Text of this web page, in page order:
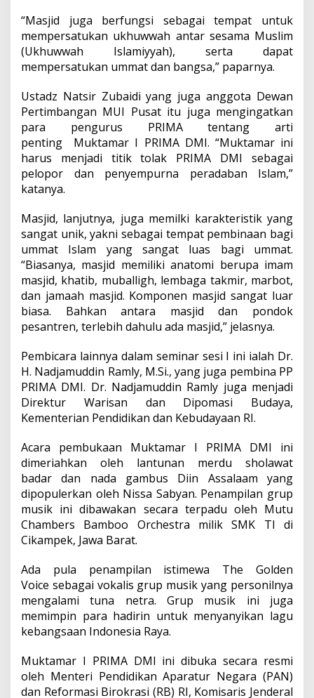
“Masjid juga berfungsi sebagai tempat untuk
mempersatukan ukhuwwah antar sesama Muslim
(Ukhuwwah Islamiyyah), serta dapat
mempersatukan ummat dan bangsa,” paparnya.
Ustadz Natsir Zubaidi yang juga anggota Dewan
Pertimbangan MUI Pusat itu juga mengingatkan
para pengurus PRIMA tentang arti
penting Muktamar I PRIMA DMI. “Muktamar ini
harus menjadi titik tolak PRIMA DMI sebagai
pelopor dan penyempurna peradaban Islam,”
katanya.
Masjid, lanjutnya, juga memilki karakteristik yang
sangat unik, yakni sebagai tempat pembinaan bagi
ummat Islam yang sangat luas bagi ummat.
“Biasanya, masjid memiliki anatomi berupa imam
masjid, khatib, muballigh, lembaga takmir, marbot,
dan jamaah masjid. Komponen masjid sangat luar
biasa. Bahkan antara masjid dan pondok
pesantren, terlebih dahulu ada masjid,” jelasnya.
Pembicara lainnya dalam seminar sesi I ini ialah Dr.
H. Nadjamuddin Ramly, M.Si., yang juga pembina PP
PRIMA DMI. Dr. Nadjamuddin Ramly juga menjadi
Direktur Warisan dan Dipomasi Budaya,
Kementerian Pendidikan dan Kebudayaan RI.
Acara pembukaan Muktamar I PRIMA DMI ini
dimeriahkan oleh lantunan merdu sholawat
badar dan nada gambus Diin Assalaam yang
dipopulerkan oleh Nissa Sabyan. Penampilan grup
musik ini dibawakan secara terpadu oleh Mutu
Chambers Bamboo Orchestra milik SMK TI di
Cikampek, Jawa Barat.
Ada pula penampilan istimewa The Golden
Voice sebagai vokalis grup musik yang personilnya
mengalami tuna netra. Grup musik ini juga
memimpin para hadirin untuk menyanyikan lagu
kebangsaan Indonesia Raya.
Muktamar I PRIMA DMI ini dibuka secara resmi
oleh Menteri Pendidikan Aparatur Negara (PAN)
dan Reformasi Birokrasi (RB) RI, Komisaris Jenderal